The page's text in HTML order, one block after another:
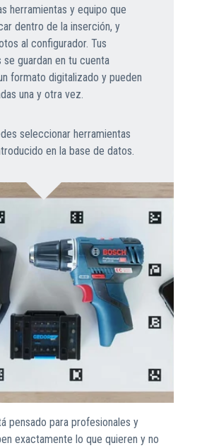
herramientas y equipo que
dentro de la inserción, y
al configurador. Tus
se guardan en tu cuenta
formato digitalizado y pueden
una y otra vez.
seleccionar herramientas
en la base de datos.
pensado para profesionales y
exactamente lo que quieren y no